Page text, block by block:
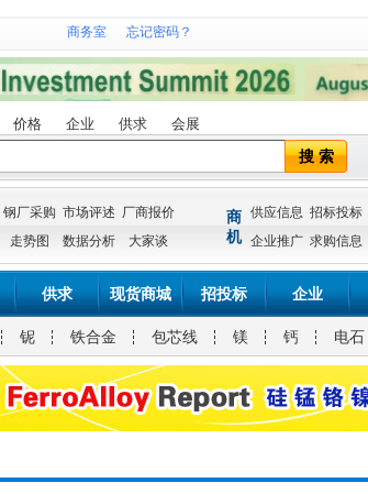
商务室 忘记密码？
价格 企业 供求 会展
搜 索
钢厂采购 市场评述 厂商报价
走势图 数据分析 大家谈
商
机
供应信息 招标投标
企业推广 求购信息
供求 现货商城 招投标 企业
铌 铁合金 包芯线 镁 钙 电石